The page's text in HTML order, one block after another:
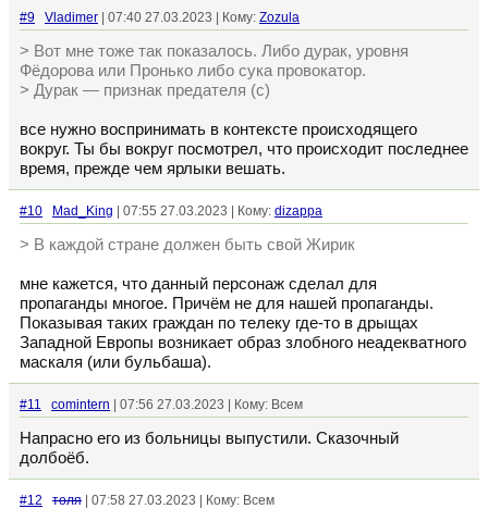
#9 Vladimer | 07:40 27.03.2023 | Кому: Zozula
> Вот мне тоже так показалось. Либо дурак, уровня
Фёдорова или Пронько либо сука провокатор.
> Дурак — признак предателя (с)
все нужно воспринимать в контексте происходящего
вокруг. Ты бы вокруг посмотрел, что происходит последнее
время, прежде чем ярлыки вешать.
#10 Mad_King | 07:55 27.03.2023 | Кому: dizappa
> В каждой стране должен быть свой Жирик
мне кажется, что данный персонаж сделал для
пропаганды многое. Причём не для нашей пропаганды.
Показывая таких граждан по телеку где-то в дрыщах
Западной Европы возникает образ злобного неадекватного
маскаля (или бульбаша).
#11 comintern | 07:56 27.03.2023 | Кому: Всем
Напрасно его из больницы выпустили. Сказочный
долбоёб.
#12 толя | 07:58 27.03.2023 | Кому: Всем